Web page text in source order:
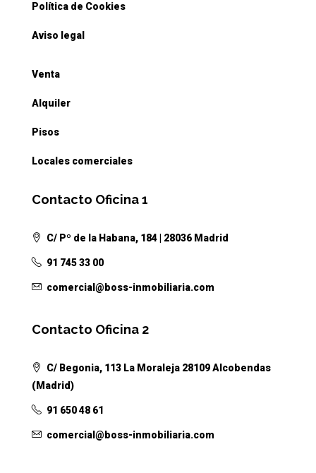
Política de Cookies
Aviso legal
Venta
Alquiler
Pisos
Locales comerciales
Contacto Oficina 1
C/ Pº de la Habana, 184 | 28036 Madrid
91 745 33 00
comercial@boss-inmobiliaria.com
Contacto Oficina 2
C/ Begonia, 113 La Moraleja 28109 Alcobendas
(Madrid)
91 650 48 61
comercial@boss-inmobiliaria.com